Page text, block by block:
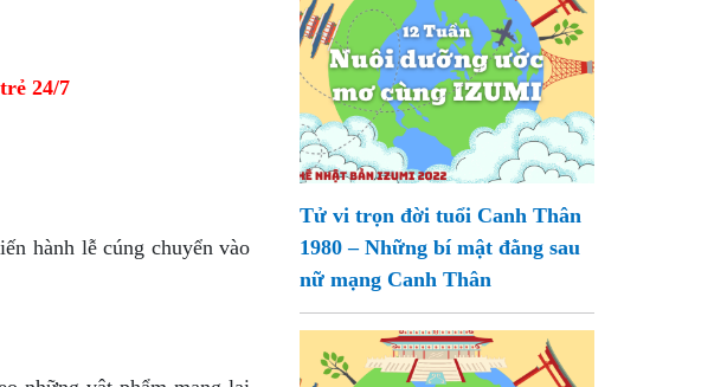
24/7
hành lễ cúng chuyển vào
Tử vi trọn đời tuổi Canh Thân
1980 – Những bí mật đằng sau
nữ mạng Canh Thân